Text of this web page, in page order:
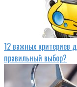
12 важных критериев
правильный выбор?